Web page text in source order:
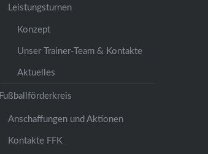
Leistungsturnen
Konzept
Unser Trainer-Team & Kontakte
Aktuelles
Fußballförderkreis
Anschaffungen und Aktionen
Kontakte FFK